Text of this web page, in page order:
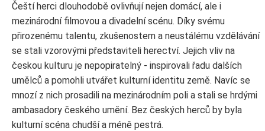
Čeští herci dlouhodobě ovlivňují nejen domácí, ale i
mezinárodní filmovou a divadelní scénu. Díky svému
přirozenému talentu, zkušenostem a neustálému vzdělávání
se stali vzorovými představiteli herectví. Jejich vliv na
českou kulturu je nepopiratelný - inspirovali řadu dalších
umělců a pomohli utvářet kulturní identitu země. Navíc se
mnozí z nich prosadili na mezinárodním poli a stali se hrdými
ambasadory českého umění. Bez českých herců by byla
kulturní scéna chudší a méně pestrá.